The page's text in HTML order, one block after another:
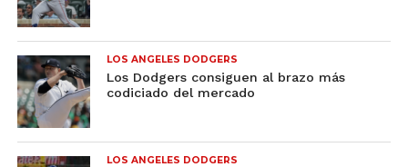
LOS ANGELES DODGERS
Los Dodgers consiguen al brazo más
codiciado del mercado
LOS ANGELES DODGERS